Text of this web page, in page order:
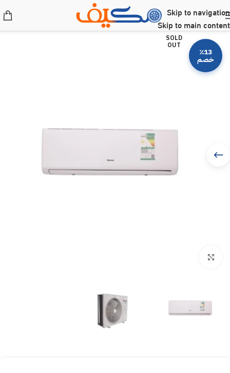
Skip to navigation
Skip to main content
SOLD
OUT
٪13
خصم